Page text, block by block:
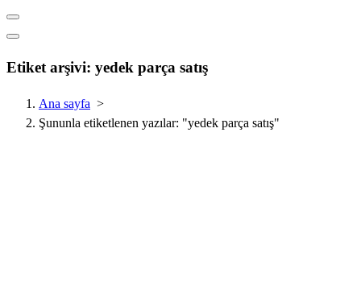
Etiket arşivi: yedek parça satış
Ana sayfa >
Şununla etiketlenen yazılar: "yedek parça satış"